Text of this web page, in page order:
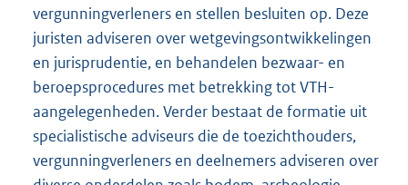
vergunningverleners en stellen besluiten op. Deze
juristen adviseren over wetgevingsontwikkelingen
en jurisprudentie, en behandelen bezwaar- en
beroepsprocedures met betrekking tot VTH-
aangelegenheden. Verder bestaat de formatie uit
specialistische adviseurs die de toezichthouders,
vergunningverleners en deelnemers adviseren over